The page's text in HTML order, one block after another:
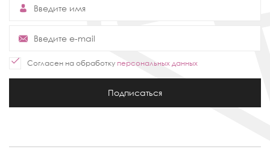
Согласен на обработку персональных данных
Подписаться